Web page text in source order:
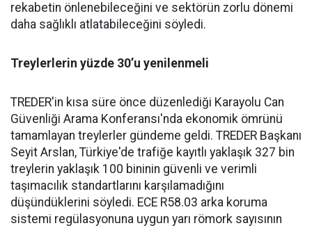
rekabetin önlenebileceğini ve sektörün zorlu dönemi
daha sağlıklı atlatabileceğini söyledi.
Treylerlerin yüzde 30’u yenilenmeli
TREDER'in kısa süre önce düzenlediği Karayolu Can
Güvenliği Arama Konferansı'nda ekonomik ömrünü
tamamlayan treylerler gündeme geldi. TREDER Başkanı
Seyit Arslan, Türkiye'de trafiğe kayıtlı yaklaşık 327 bin
treylerin yaklaşık 100 bininin güvenli ve verimli
taşımacılık standartlarını karşılamadığını
düşündüklerini söyledi. ECE R58.03 arka koruma
sistemi regülasyonuna uygun yarı römork sayısının